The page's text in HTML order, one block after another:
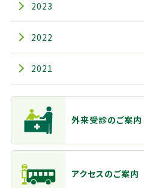
2023
2022
2021
主なメニュー
外来受診のご案内
アクセスのご案内